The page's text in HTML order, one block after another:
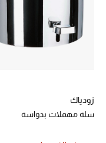
هدايا حسب المرسل إليه
النساء
زودياك
سلة مهملات بدواسة